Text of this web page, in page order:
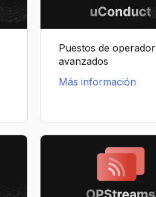
Puestos de operador
avanzados
Más información